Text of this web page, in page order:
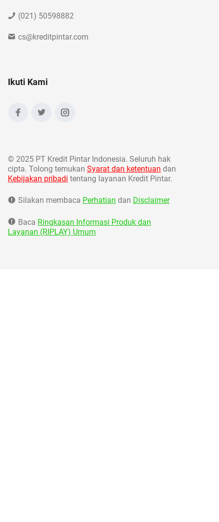
(021) 50598882
cs@kreditpintar.com
Ikuti Kami
© 2025 PT Kredit Pintar Indonesia. Seluruh hak
cipta. Tolong temukan Syarat dan ketentuan dan
Kebijakan pribadi tentang layanan Kredit Pintar.
Silakan membaca Perhatian dan Disclaimer
Baca Ringkasan Informasi Produk dan
Layanan (RIPLAY) Umum